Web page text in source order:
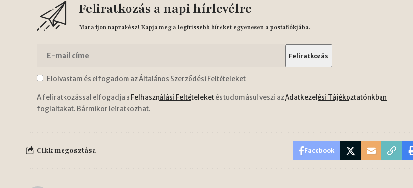
Feliratkozás a napi hírlevélre
Maradjon naprakész! Kapja meg a legfrissebb híreket egyenesen a postafiókjába.
Elolvastam és elfogadom az Általános Szerződési Feltételeket
A feliratkozással elfogadja a Felhasználási Feltételeketés tudomásul veszi azAdatkezelési Tájékoztatónkban
foglaltakat. Bármikor leiratkozhat.
Cikk megosztása Facebook